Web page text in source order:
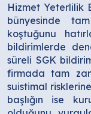
Hizmet Yeterlilik
bünyesinde
koştuğunu
bildirimlerde
süreli SGK
firmada tam
suistimal
başlığın ise